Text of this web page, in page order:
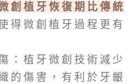
創植牙恢復期比傳統
得微創植牙過程更有
：植牙微創技術減少
的傷害，有利於牙齦